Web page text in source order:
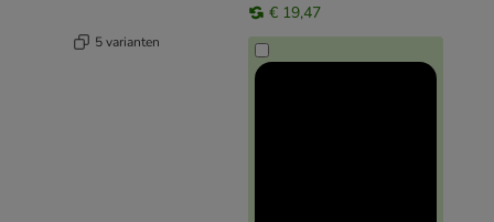
5 varianten
€ 19,47